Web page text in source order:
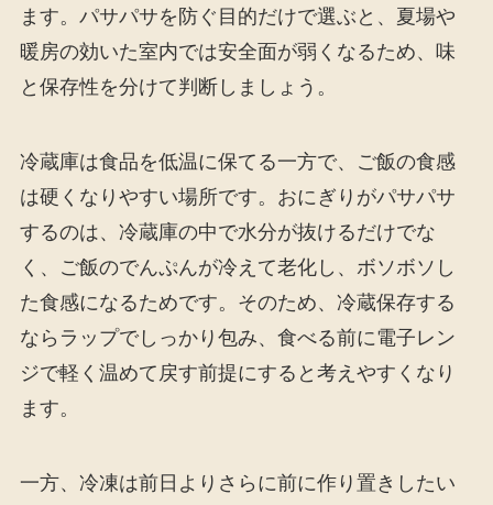
ます。パサパサを防ぐ目的だけで選ぶと、夏場や
暖房の効いた室内では安全面が弱くなるため、味
と保存性を分けて判断しましょう。
冷蔵庫は食品を低温に保てる一方で、ご飯の食感
は硬くなりやすい場所です。おにぎりがパサパサ
するのは、冷蔵庫の中で水分が抜けるだけでな
く、ご飯のでんぷんが冷えて老化し、ボソボソし
た食感になるためです。そのため、冷蔵保存する
ならラップでしっかり包み、食べる前に電子レン
ジで軽く温めて戻す前提にすると考えやすくなり
ます。
一方、冷凍は前日よりさらに前に作り置きしたい